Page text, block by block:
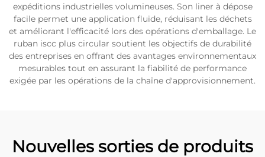
expéditions industrielles volumineuses. Son liner à dépose
facile permet une application fluide, réduisant les déchets
et améliorant l'efficacité lors des opérations d'emballage. Le
ruban iscc plus circular soutient les objectifs de durabilité
des entreprises en offrant des avantages environnementaux
mesurables tout en assurant la fiabilité de performance
exigée par les opérations de la chaîne d'approvisionnement.
Nouvelles sorties de produits